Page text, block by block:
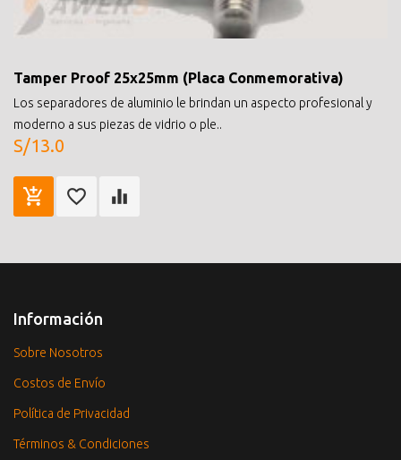
Tamper Proof 25x25mm (Placa Conmemorativa)
Los separadores de aluminio le brindan un aspecto profesional y
moderno a sus piezas de vidrio o ple..
S/13.0
Información
Sobre Nosotros
Costos de Envío
Política de Privacidad
Términos & Condiciones